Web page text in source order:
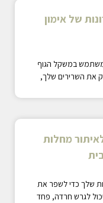
של אימון
במשקל הגוף
את השרירים שלך,
מחלות
שלך כדי לשפר את
לגרש חרדה, פחד